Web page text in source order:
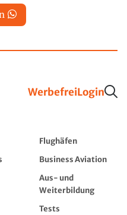
WerbefreiLogin
Flughäfen
Business Aviation
Aus- und
Weiterbildung
Tests